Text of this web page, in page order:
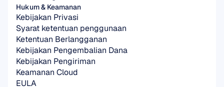
Hukum & Keamanan
Kebijakan Privasi
Syarat ketentuan penggunaan
Ketentuan Berlangganan
Kebijakan Pengembalian Dana
Kebijakan Pengiriman
Keamanan Cloud
EULA